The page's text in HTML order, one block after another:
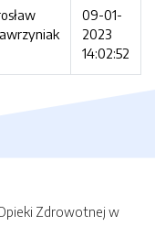
09-01-
2023
14:02:52
Zdrowotnej w